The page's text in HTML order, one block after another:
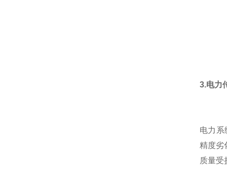
3.电力
电力系
精度劣
质量受